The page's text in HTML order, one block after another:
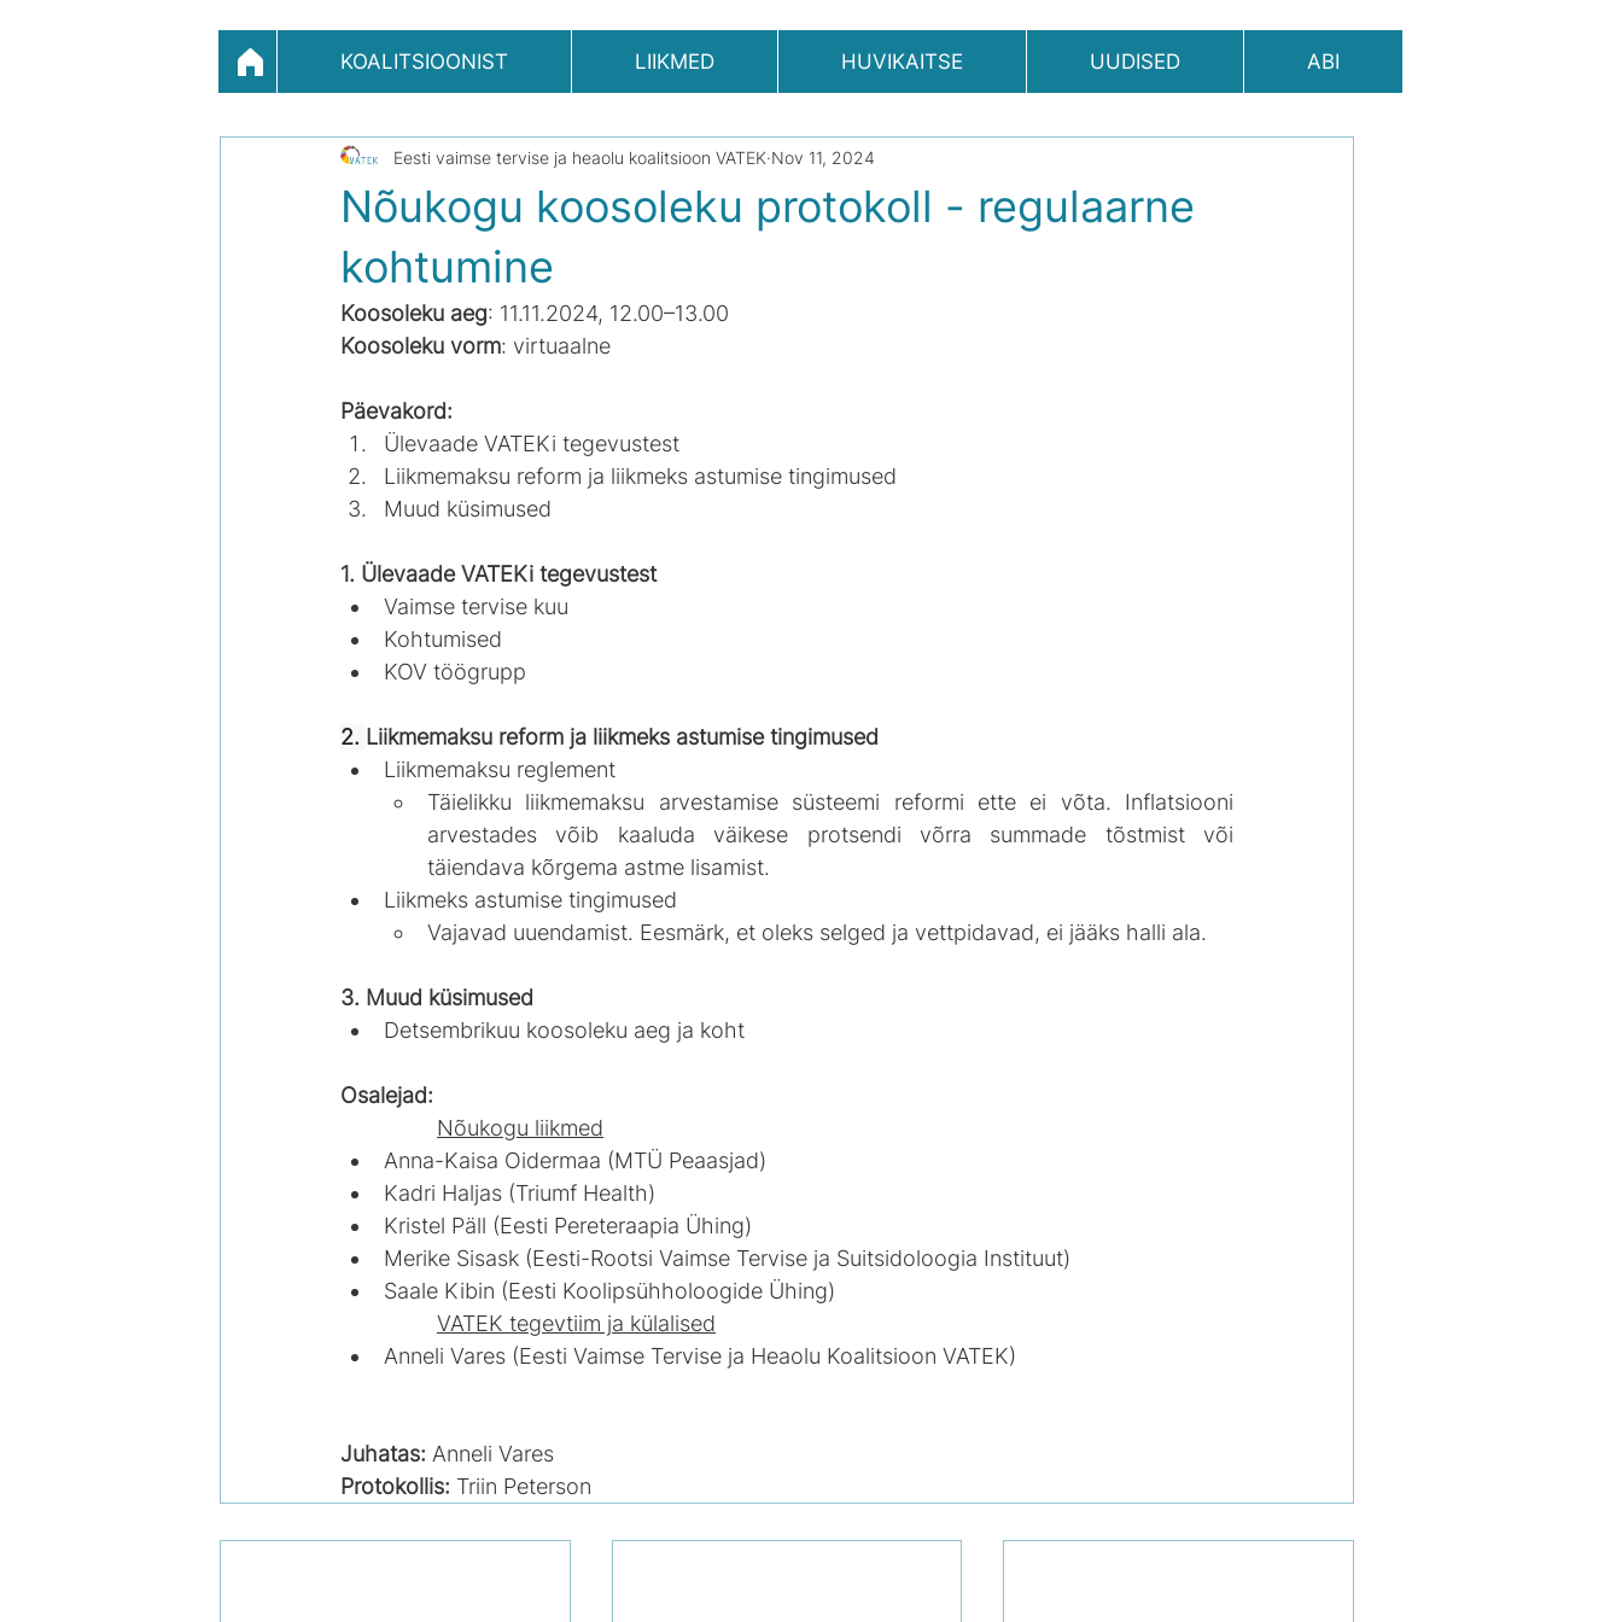
KOALITSIOONIST LIIKMED HUVIKAITSE UUDISED ABI
Nõukogu koosoleku protokoll - regulaarne
kohtumine
Eesti vaimse tervise ja heaolu koalitsioon VATEK Nov 11, 2024
Koosoleku aeg: 11.11.2024, 12.00–13.00
Koosoleku vorm: virtuaalne
Päevakord:
Ülevaade VATEKi tegevustest
Liikmemaksu reform ja liikmeks astumise tingimused
Muud küsimused
1. Ülevaade VATEKi tegevustest
Vaimse tervise kuu
Kohtumised
KOV töögrupp
2. Liikmemaksu reform ja liikmeks astumise tingimused
Liikmemaksu reglement
Täielikku liikmemaksu arvestamise süsteemi reformi ette ei võta. Inflatsiooni
arvestades võib kaaluda väikese protsendi võrra summade tõstmist või
täiendava kõrgema astme lisamist.
Liikmeks astumise tingimused
Vajavad uuendamist. Eesmärk, et oleks selged ja vettpidavad, ei jääks halli ala.
3. Muud küsimused
Detsembrikuu koosoleku aeg ja koht
Osalejad:
Nõukogu liikmed
Anna-Kaisa Oidermaa (MTÜ Peaasjad)
Kadri Haljas (Triumf Health)
Kristel Päll (Eesti Pereteraapia Ühing)
Merike Sisask (Eesti-Rootsi Vaimse Tervise ja Suitsidoloogia Instituut)
Saale Kibin (Eesti Koolipsühholoogide Ühing)
VATEK tegevtiim ja külalised
Anneli Vares (Eesti Vaimse Tervise ja Heaolu Koalitsioon VATEK)
Juhatas: Anneli Vares
Protokollis: Triin Peterson